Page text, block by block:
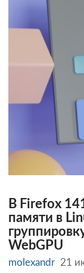
В Firefox
памяти в
WebGPU
molexandr 21